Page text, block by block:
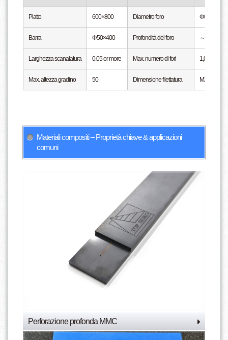
Piatto 600×800 Diametro foro Φ0.05～
Barra Φ50×400 Profondità del foro ～300
Larghezza scanalatura 0.05 or more Max. numero di fori 1,000
Max. altezza gradino 50 Dimensione filettatura M2 o di piu'
Materiali compositi – Proprietà chiave & applicazioni
comuni
Perforazione profonda MMC